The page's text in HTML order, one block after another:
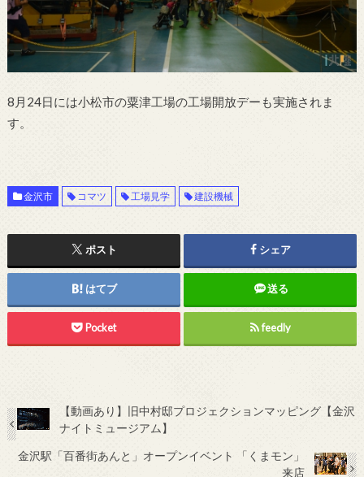
8月24日には小松市の粟津工場の工場開放デーも実施されま
す。
金沢市 コマツ 工場見学 建設機械
ポスト シェア
はてブ 送る
Pocket feedly
【動画あり】旧中村邸プロジェクションマッピング【金沢
ナイトミュージアム】
金沢駅「百番街あんと」オープンイベント 「くまモン」
来店